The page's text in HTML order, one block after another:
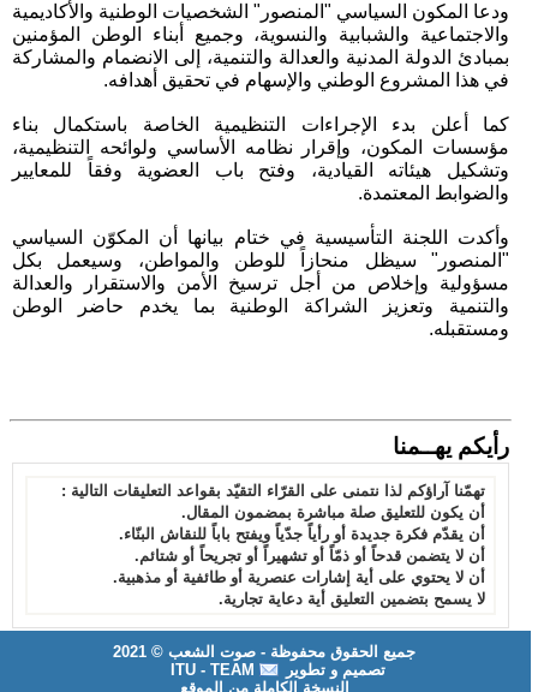
ودعا المكون السياسي "المنصور" الشخصيات الوطنية والأكاديمية
والاجتماعية والشبابية والنسوية، وجميع أبناء الوطن المؤمنين
بمبادئ الدولة المدنية والعدالة والتنمية، إلى الانضمام والمشاركة
في هذا المشروع الوطني والإسهام في تحقيق أهدافه.
كما أعلن بدء الإجراءات التنظيمية الخاصة باستكمال بناء
مؤسسات المكون، وإقرار نظامه الأساسي ولوائحه التنظيمية،
وتشكيل هيئاته القيادية، وفتح باب العضوية وفقاً للمعايير
والضوابط المعتمدة.
وأكدت اللجنة التأسيسية في ختام بيانها أن المكوّن السياسي
"المنصور" سيظل منحازاً للوطن والمواطن، وسيعمل بكل
مسؤولية وإخلاص من أجل ترسيخ الأمن والاستقرار والعدالة
والتنمية وتعزيز الشراكة الوطنية بما يخدم حاضر الوطن
ومستقبله.
رأيكم يهــمنا
تهمّنا آراؤكم لذا نتمنى على القرّاء التقيّد بقواعد التعليقات التالية :
أن يكون للتعليق صلة مباشرة بمضمون المقال.
أن يقدّم فكرة جديدة أو رأياً جدّياً ويفتح باباً للنقاش البنّاء.
أن لا يتضمن قدحاً أو ذمّاً أو تشهيراً أو تجريحاً أو شتائم.
أن لا يحتوي على أية إشارات عنصرية أو طائفية أو مذهبية.
لا يسمح بتضمين التعليق أية دعاية تجارية.
جميع الحقوق محفوظة - صوت الشعب © 2021
تصميم و تطوير
ITU - TEAM
النسخة الكاملة من الموقع